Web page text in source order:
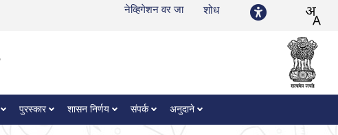
नेव्हिगेशन वर जा शोध
पुरस्कार शासन निर्णय संपर्क अनुदाने